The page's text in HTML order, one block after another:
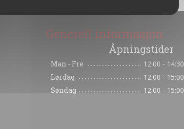
Generell informasjon
Åpningstider
Man - Fre 12:00 - 14:30
Lørdag
12:00 - 15:00
Søndag
12:00 - 15:00